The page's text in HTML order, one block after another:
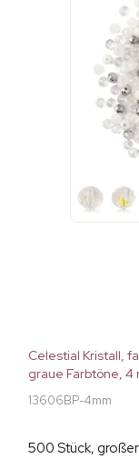
Celestial Kristall,
graue Farbtöne,
13606BP-4mm
500 Stück,